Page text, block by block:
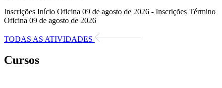
Inscrições Início Oficina 09 de agosto de 2026 - Inscrições Término
Oficina 09 de agosto de 2026
TODAS AS ATIVIDADES
Cursos